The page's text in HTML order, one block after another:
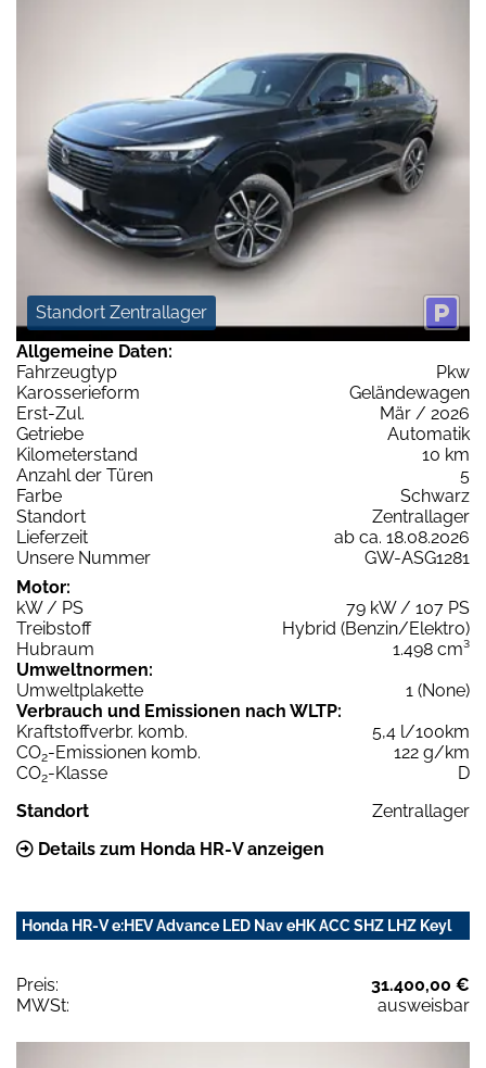
Standort Zentrallager
Allgemeine Daten:
Fahrzeugtyp
Pkw
Karosserieform
Geländewagen
Erst-Zul.
Mär / 2026
Getriebe
Automatik
Kilometerstand
10 km
Anzahl der Türen
5
Farbe
Schwarz
Standort
Zentrallager
Lieferzeit
ab ca. 18.08.2026
Unsere Nummer
GW-ASG1281
Motor:
kW / PS
79 kW / 107 PS
Treibstoff
Hybrid (Benzin/Elektro)
Hubraum
1.498 cm³
Umweltnormen:
Umweltplakette
1 (None)
Verbrauch und Emissionen nach WLTP:
Kraftstoffverbr. komb.
5,4 l/100km
CO2-Emissionen komb.
122 g/km
CO2-Klasse
D
Standort
Zentrallager
Details zum Honda HR-V anzeigen
Honda HR-V e:HEV Advance LED Nav eHK ACC SHZ LHZ Keyl
Preis:
31.400,00 €
MWSt:
ausweisbar